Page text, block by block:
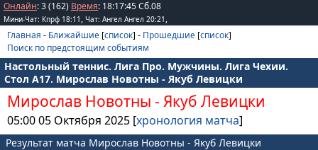
Онлайн: 3 (162) Время: 18:17:45Сб.08
Мини-Чат: Кпрф 18:11 , Чат: Ангел Ангел 20:21 ,
Главная - Ближайшие [список] - Прошедшие [список]
Поиск по предстоящим событиям
Настольный теннис. Лига Про. Мужчины. Лига Чехии.
Стол А17. Мирослав Новотны - Якуб Левицки
Мирослав Новотны - Якуб Левицки
05:00 05 Октября 2025 [хронология матча]
Результат матча Мирослав Новотны - Якуб Левицки